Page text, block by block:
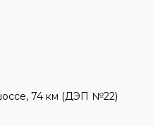
74 км (ДЭП №22)